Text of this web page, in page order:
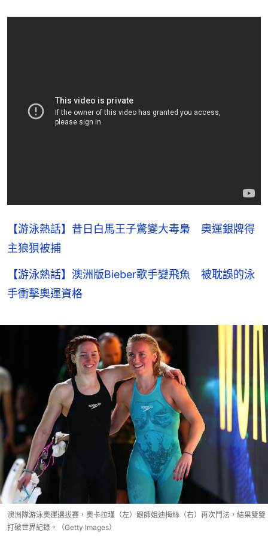
【游泳熱話】昔日白馬王子驚變大毒梟 奧運銀牌得
主狼狽被捕
【游泳熱話】澳洲版Bieber歌手變飛魚 被耽誤的泳
手衝擊奧運資格
澳洲隊游泳奧運選拔賽，奧卡拉瑾（左）跟師姐迪梅絲（右）再次鬥法，結果雙雙
打破世界紀錄。（Getty Images）